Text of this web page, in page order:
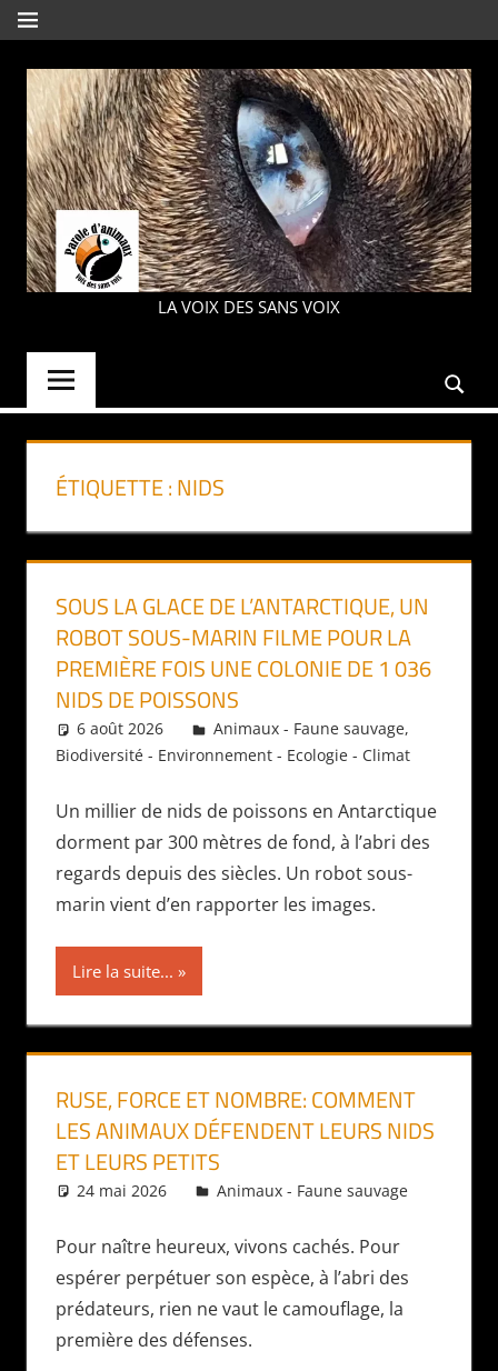
Aller
au
contenu
MENU
PAROLE
LA VOIX DES SANS VOIX
ÉTIQUETTE :NIDS
SOUS LA GLACE DE L’ANTARCTIQUE, UN
ROBOT SOUS-MARIN FILME POUR LA
PREMIÈRE FOIS UNE COLONIE DE 1 036
NIDS DE POISSONS
6 août 2026 Daniel
Animaux - Faune sauvage,
Biodiversité - Environnement - Ecologie - Climat
Un millier de nids de poissons en Antarctique
dorment par 300 mètres de fond, à l’abri des
regards depuis des siècles. Un robot sous-
marin vient d’en rapporter les images.
Lire la suite...
RUSE, FORCE ET NOMBRE: COMMENT
LES ANIMAUX DÉFENDENT LEURS NIDS
ET LEURS PETITS
24 mai 2026 Daniel
Animaux - Faune sauvage
Pour naître heureux, vivons cachés. Pour
espérer perpétuer son espèce, à l’abri des
prédateurs, rien ne vaut le camouflage, la
première des défenses.